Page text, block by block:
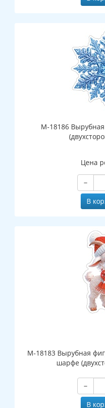
М-18186
Цена
−
В
М-18183 Вырубная
шарфе
−
В